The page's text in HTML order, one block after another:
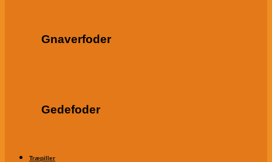
Gnaverfoder
Gedefoder
Træpiller